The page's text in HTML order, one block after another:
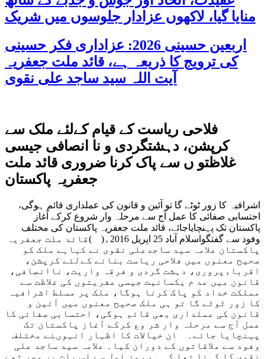
منایا گیا، لاکھوں عزادار جلوسوں میں شریک
اربعین حسینی 2026: عزاداری فکر حسینی
کی ترویج کا ذریعہ ہے، قائد ملت جعفریہ
آیت اللہ سید ساجد علی نقوی
فلاحی ریاست کے قیام کےلئے ملک سے
کرپشن، دہشتگردی و نا انصافی جیسی
غلاظتو ں سے پاک کرنا ضروری قائد ملت
جعفریہ پاکستان
اشرافیہ کا زور ٹوٹے گا تو آئین و قانون کی عملداری قائم ہوگی،
احتسابی صفائی کا عمل آج سے مرحلہ وار شروع کرکے آغاز
پاکستان تک پہنچایاجائے، قائد ملت جعفریہ پاکستان کی مختلف
وفود سے گفتگواسلام آباد 25 اپریل 2016ء( )قائد ملت جعفریہ
پاکستان علامہ سید ساجدعلی نقوی نے کہاہے ملک کو
صحیح معنوں میں فلاحی ریاست بنانے کےلئے کرپشن،
اقرباءپروری، دہشت گردی و فرقہ واریت، ناانصافی،
قانون میں عد م یکسانیت جیسی عفریتوں کی غلاظت سے
مملکت خداد کو پاک کرنا ہوگا، ملک پر مسلط اشرافیہ
کا زور ٹوٹے گا تو ہی ملک صحیح معنوں میں آئین و
قانون کی عملداری بھی قائم ہوگی، احتسابی صفائی کا
عمل آج سے مرحلہ وار شر وع کرکے آغاز پاکستان تک
پہنچایا جائے۔ ان خیالات کا اظہار انہوںنے مختلف
وفود سے ملاقاتوں کے دوران کیا۔ علامہ سید ساجد علی
نقوی کا کہنا تھا کہ ہم روز اول سے اس بات پر مصر تھے